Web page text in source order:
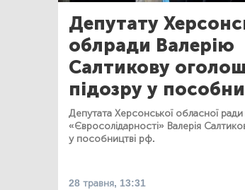
Депутату
облради Валерію
Салтикову
підозру у
Депутата Херсонської обласної ради
«Євросолідарності» Валерія
у пособництві рф.
28 травня, 13:31